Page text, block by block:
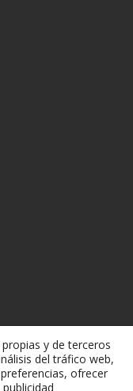
y de terceros
del tráfico web,
ofrecer